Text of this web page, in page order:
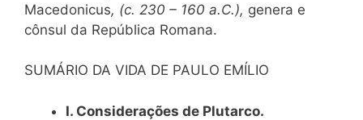
Macedonicus, (c. 230 – 160 a.C.), genera e
cônsul da República Romana.
SUMÁRIO DA VIDA DE PAULO EMÍLIO
I. Considerações de Plutarco.